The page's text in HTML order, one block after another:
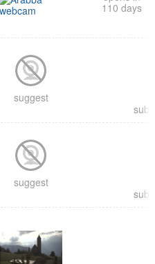
110 days
suggest
suggest